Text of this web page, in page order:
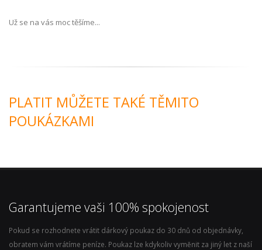
Už se na vás moc těšíme...
PLATIT MŮŽETE TAKÉ TĚMITO
POUKÁZKAMI
Garantujeme vaši 100% spokojenost
Pokud se rozhodnete vrátit dárkový poukaz do 30 dnů od objednávky,
obratem vám vrátíme peníze. Poukaz lze kdykoliv vyměnit za jiný let z naší